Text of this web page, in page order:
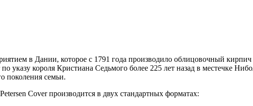
в Дании, которое с 1791 года производило облицовочный
указу короля Кристиана Седьмого более 225 лет назад в местечке
поколения семьи.
Cover производится в двух стандартных форматах: